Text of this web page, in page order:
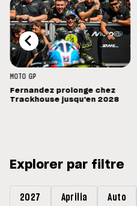
MOTO GP
Fernandez prolonge chez
Trackhouse jusqu'en 2028
Explorer par filtre
2027 Aprilia Auto